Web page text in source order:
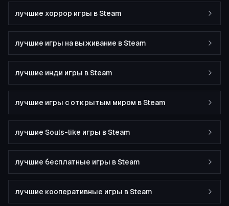
лучшие хоррор игры в Steam
лучшие игры на выживание в Steam
лучшие инди игры в Steam
лучшие игры с открытым миром в Steam
лучшие Souls-like игры в Steam
лучшие бесплатные игры в Steam
лучшие кооперативные игры в Steam